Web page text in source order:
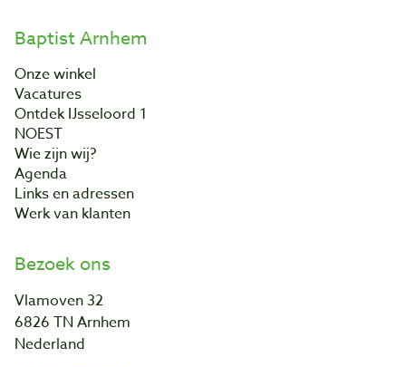
Baptist Arnhem
Onze winkel
Vacatures
Ontdek IJsseloord 1
NOEST
Wie zijn wij?
Agenda
Links en adressen
Werk van klanten
Bezoek ons
Vlamoven 32
6826 TN Arnhem
Nederland